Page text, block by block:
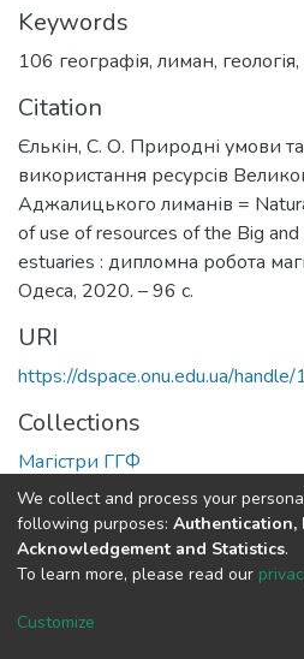
Keywords
106 географія, лиман, геологія,
Citation
Єлькін, С. О. Природні умови та
використання ресурсів
Аджалицького лиманів =
of use of resources of the Big
estuaries : дипломна робота
Одеса, 2020. – 96 с.
URI
https://dspace.onu.edu.ua/
Collections
Магістри ГГФ
Full item page
DSpace software copyright
Cookie
We collect and process your
following purposes: Authentication,
Acknowledgement and Statistics.
To learn more, please read our
Customize